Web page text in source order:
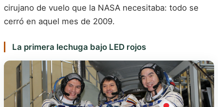
cirujano de vuelo que la NASA necesitaba: todo se
cerró en aquel mes de 2009.
La primera lechuga bajo LED rojos